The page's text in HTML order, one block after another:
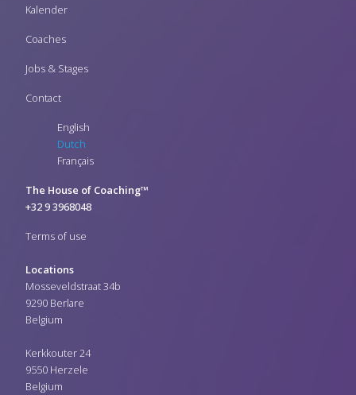
Kalender
Coaches
Jobs & Stages
Contact
English
Dutch
Français
The House of Coaching™
+32 9 3968048
Terms of use
Locations
Mosseveldstraat 34b
9290 Berlare
Belgium
Kerkkouter 24
9550 Herzele
Belgium